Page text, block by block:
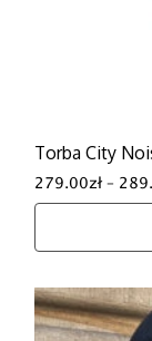
Torba City
279.00zł–